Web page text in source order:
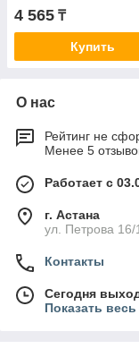
423011M
4 565 ₸
Купить
О нас
Рейтинг не
Менее 5
Работает с
г. Астана
ул. Петрова 16/
Контакты
Сегодня
Показать